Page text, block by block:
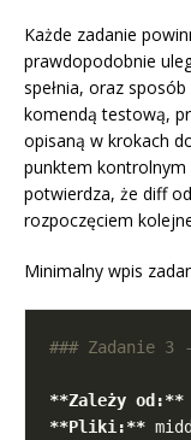
Każde zadanie
prawdopodobnie
spełnia, oraz
komendą testową,
opisaną w krokach
punktem kontrolnym
potwierdza, że diff
rozpoczęciem
Minimalny wpis
**Zależy od:**
**Pliki:**